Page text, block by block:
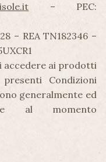
– PEC:
– REA TN182346 –
accedere ai prodotti
Condizioni
generalmente ed
al momento